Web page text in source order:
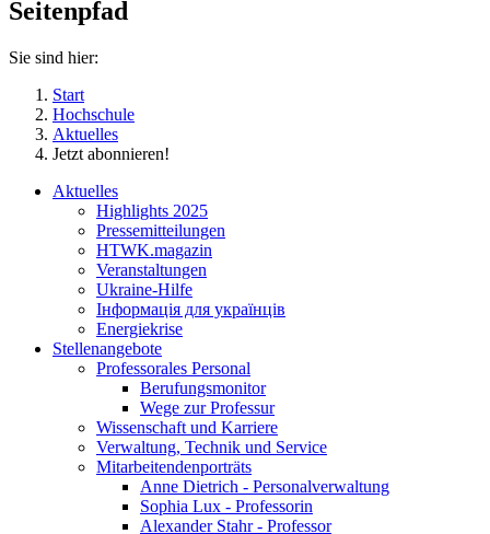
Seitenpfad
Sie sind hier:
Start
Hochschule
Aktuelles
Jetzt abonnieren!
Aktuelles
Highlights 2025
Pressemitteilungen
HTWK.magazin
Veranstaltungen
Ukraine-Hilfe
Інформація для українців
Energiekrise
Stellenangebote
Professorales Personal
Berufungsmonitor
Wege zur Professur
Wissenschaft und Karriere
Verwaltung, Technik und Service
Mitarbeitendenporträts
Anne Dietrich - Personalverwaltung
Sophia Lux - Professorin
Alexander Stahr - Professor